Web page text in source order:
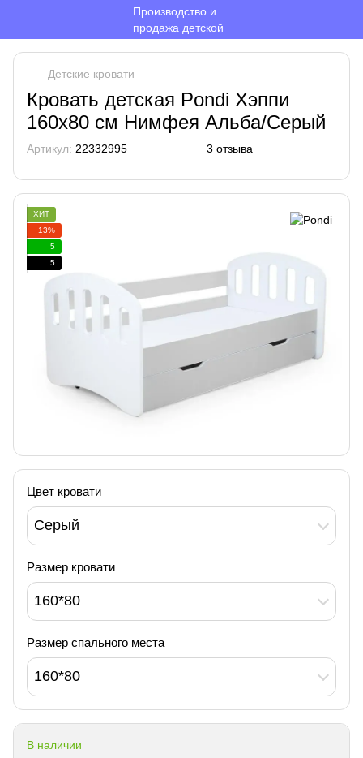
Детские кровати
Кровать детская Pondi Хэппи
160x80 см Нимфея Альба/Серый
Артикул: 22332995 3 отзыва
ХИТ
−13%
5
5
Цвет кровати
Серый
Размер кровати
160*80
Размер спального места
160*80
В наличии